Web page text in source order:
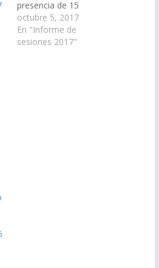
presencia de 15
senadores, se llevó a
cabo la 22º Sesión
Ordinaria de la Cámara
octubre 5, 2017
En "Informe de
sesiones 2017"